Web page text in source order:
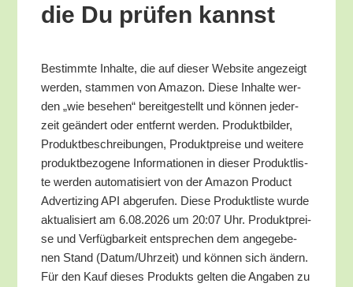
die Du prü­fen kannst
Bestimm­te Inhal­te, die auf die­ser Web­site ange­zeigt
wer­den, stam­men von Ama­zon. Die­se Inhal­te wer­
den „wie bese­hen“ bereit­ge­stellt und kön­nen jeder­
zeit geän­dert oder ent­fernt wer­den. Pro­dukt­bil­der,
Pro­dukt­be­schrei­bun­gen, Pro­dukt­prei­se und wei­te­re
pro­dukt­be­zo­ge­ne Infor­ma­tio­nen in die­ser Pro­dukt­lis­
te wer­den auto­ma­ti­siert von der Ama­zon Pro­duct
Adver­tiz­ing API abge­ru­fen. Die­se Pro­dukt­lis­te wur­de
aktua­li­siert am 6.08.2026 um 20:07 Uhr. Pro­dukt­prei­
se und Ver­füg­bar­keit ent­spre­chen dem ange­ge­be­
nen Stand (Datum/​Uhrzeit) und kön­nen sich ändern.
Für den Kauf die­ses Pro­dukts gel­ten die Anga­ben zu